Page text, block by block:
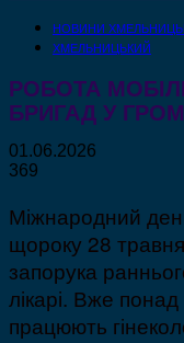
НОВИНИ
ХМЕЛЬНИЦЬКИЙ
РОБОТА
БРИГАД У
01.06.2026
369
Міжнародний
щороку 28
запорука
лікарі. Вже
працюють